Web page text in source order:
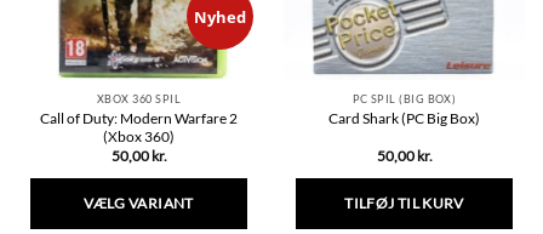
varesiden
varesiden
Nyhed
XBOX 360 SPIL
Call of Duty: Modern Warfare 2
(Xbox 360)
50,00 kr.
VÆLG VARIANT
PC SPIL (BIG BOX)
Card Shark (PC Big Box)
50,00 kr.
TILFØJ TIL KURV